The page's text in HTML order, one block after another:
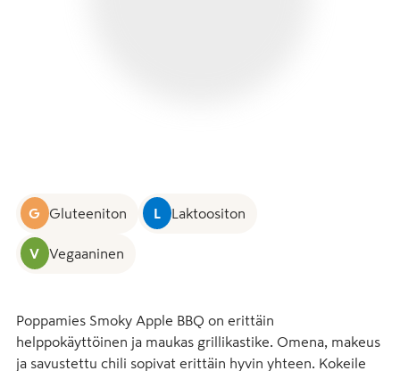
G Gluteeniton L Laktoositon
V Vegaaninen
Poppamies Smoky Apple BBQ on erittäin
helppokäyttöinen ja maukas grillikastike. Omena, makeus
ja savustettu chili sopivat erittäin hyvin yhteen. Kokeile